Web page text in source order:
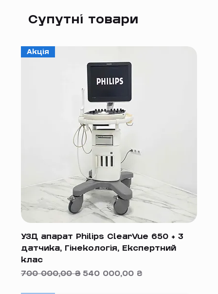
Супутні товари
Акція
УЗД апарат Philips ClearVue 650 + 3
датчика, Гінекологія, Експертний
клас
Звичайна ціна
700 000,00 ₴ За розпродажем
540 000,00 ₴